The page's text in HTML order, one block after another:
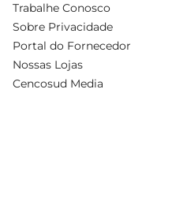
Trabalhe Conosco
Sobre Privacidade
Portal do Fornecedor
Nossas Lojas
Cencosud Media